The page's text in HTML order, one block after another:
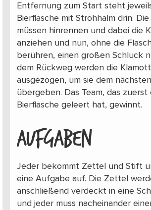
Entfernung zum Start steht
Bierflasche mit Strohhalm drin. Die
müssen hinrennen und dabei die
anziehen und nun, ohne die
berühren, einen großen Schluck
dem Rückweg werden die
ausgezogen, um sie dem
übergeben. Das Team, das zuerst
Bierflasche geleert hat, gewinnt.
AUFGABEN
Jeder bekommt Zettel und Stift
eine Aufgabe auf. Die Zettel
anschließend verdeckt in eine
und jeder muss nacheinander